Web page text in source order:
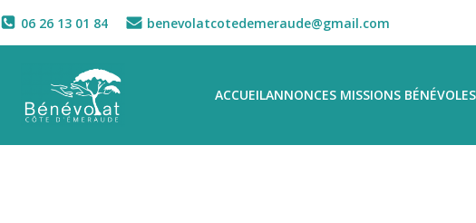
06 26 13 01 84 benevolatcotedemeraude@gmail.com
ACCUEILANNONCES MISSIONS BÉNÉVOLES